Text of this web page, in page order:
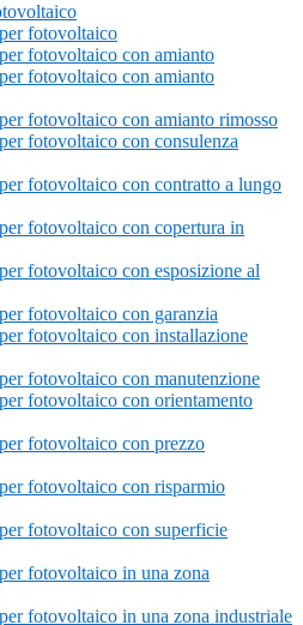
fotovoltaico
fotovoltaico con amianto
fotovoltaico con amianto
fotovoltaico con amianto rimosso
fotovoltaico con consulenza
fotovoltaico con contratto a lungo
fotovoltaico con copertura in
fotovoltaico con esposizione al
fotovoltaico con garanzia
fotovoltaico con installazione
fotovoltaico con manutenzione
fotovoltaico con orientamento
fotovoltaico con prezzo
fotovoltaico con risparmio
fotovoltaico con superficie
fotovoltaico in una zona
fotovoltaico in una zona industriale